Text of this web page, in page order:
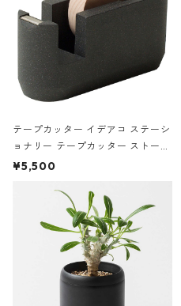
テープカッター イデアコ ステーシ
ョナリー テープカッター ストーン
サンドカラー 石調 ideaco Station
¥5,500